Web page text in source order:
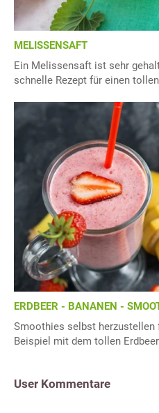
MELISSENSAFT
Ein Melissensaft ist sehr
schnelle Rezept für einen
ERDBEER - BANANEN -
Smoothies selbst
Beispiel mit dem tollen
User Kommentare